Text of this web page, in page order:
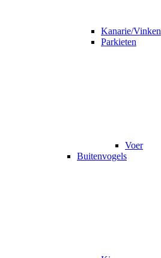
Kanarie/Vinken
Parkieten
Voer
Buitenvogels